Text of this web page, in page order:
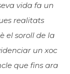
vida fa un
realitats
el soroll de la
un xoc
que fins ara